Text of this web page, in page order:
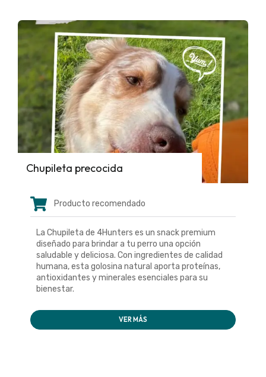
Chupileta precocida
Producto recomendado
La Chupileta de 4Hunters es un snack premium
diseñado para brindar a tu perro una opción
saludable y deliciosa. Con ingredientes de calidad
humana, esta golosina natural aporta proteínas,
antioxidantes y minerales esenciales para su
bienestar.
VER MÁS